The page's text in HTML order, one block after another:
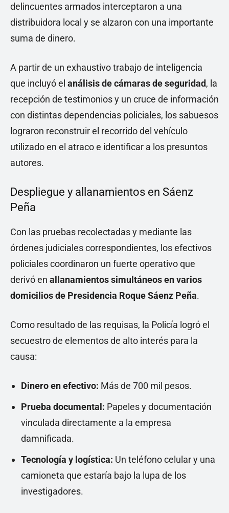
delincuentes armados interceptaron a una
distribuidora local y se alzaron con una importante
suma de dinero.
A partir de un exhaustivo trabajo de inteligencia
que incluyó el análisis de cámaras de seguridad, la
recepción de testimonios y un cruce de información
con distintas dependencias policiales, los sabuesos
lograron reconstruir el recorrido del vehículo
utilizado en el atraco e identificar a los presuntos
autores.
Despliegue y allanamientos en Sáenz
Peña
Con las pruebas recolectadas y mediante las
órdenes judiciales correspondientes, los efectivos
policiales coordinaron un fuerte operativo que
derivó en allanamientos simultáneos en varios
domicilios de Presidencia Roque Sáenz Peña.
Como resultado de las requisas, la Policía logró el
secuestro de elementos de alto interés para la
causa:
Dinero en efectivo: Más de 700 mil pesos.
Prueba documental: Papeles y documentación
vinculada directamente a la empresa
damnificada.
Tecnología y logística: Un teléfono celular y una
camioneta que estaría bajo la lupa de los
investigadores.